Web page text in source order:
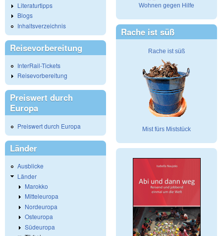
Literaturtipps
Blogs
Inhaltsverzeichnis
Reisevorbereitung
InterRail-Tickets
Reisevorbereitung
Preiswert durch
Europa
Preiswert durch Europa
Länder
Ausblicke
Länder
Marokko
Mitteleuropa
Nordeuropa
Osteuropa
Südeuropa
Wohnen gegen Hilfe
Rache ist süß
Rache ist süß
Mist fürs Miststück